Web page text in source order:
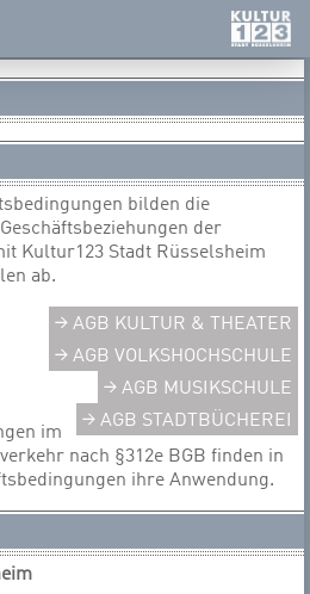
bilden die
der
Kultur123 Stadt Rüsselsheim
ab.
AGB KULTUR & THEATER
AGB VOLKSHOCHSCHULE
AGB MUSIKSCHULE
AGB STADTBÜCHEREI
im
nach §312e BGB finden in
ihre Anwendung.